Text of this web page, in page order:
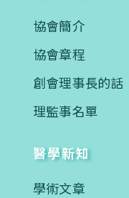
協會簡介
協會章程
創會理事長的話
理監事名單
醫學新知
學術文章